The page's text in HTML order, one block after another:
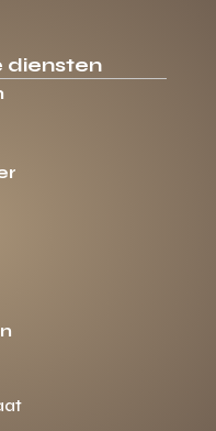
diensten